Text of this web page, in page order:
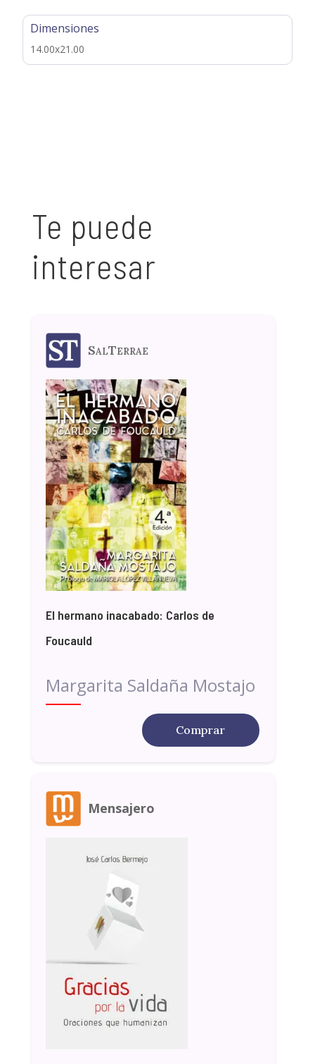
Dimensiones
14.00x21.00
Te puede
interesar
SalTerrae
El hermano inacabado: Carlos de
Foucauld
Margarita Saldaña Mostajo
Comprar
Mensajero